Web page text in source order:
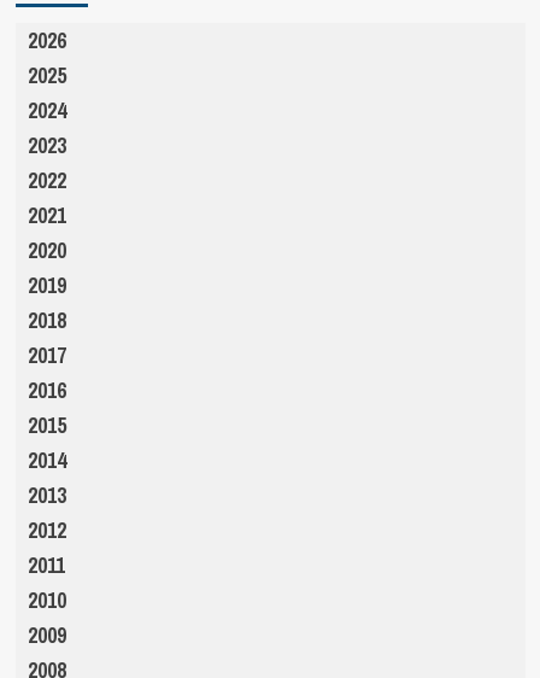
2026
2025
2024
2023
2022
2021
2020
2019
2018
2017
2016
2015
2014
2013
2012
2011
2010
2009
2008